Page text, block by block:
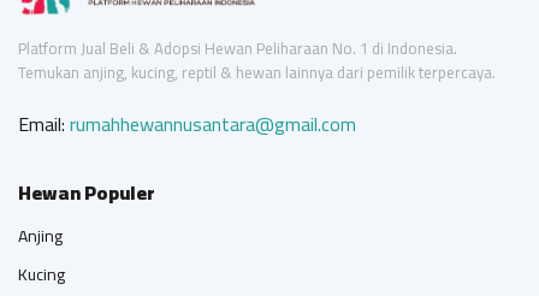
Platform Jual Beli & Adopsi Hewan Peliharaan No. 1 di Indonesia.
Temukan anjing, kucing, reptil & hewan lainnya dari pemilik terpercaya.
Email:rumahhewannusantara@gmail.com
Hewan Populer
Anjing
Kucing